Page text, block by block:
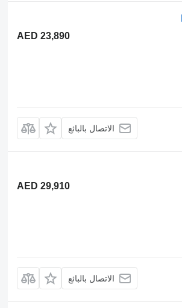
AED 23,890
الاتصال بالبائع
AED 29,910
الاتصال بالبائع